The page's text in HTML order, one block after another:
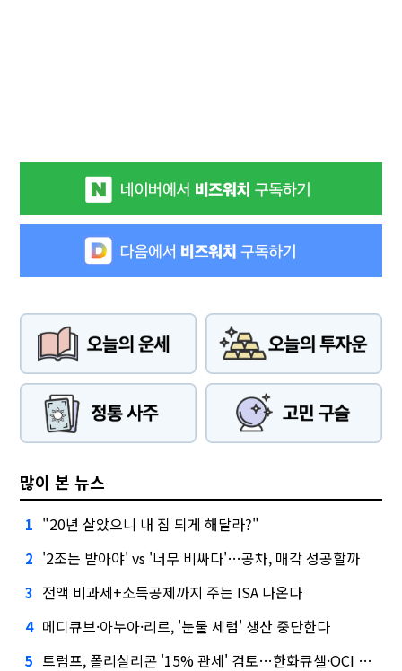
많이 본 뉴스
1 "20년 살았으니 내 집 되게 해달라?"
2 '2조는 받아야' vs '너무 비싸다'…공차, 매각 성공할까
3 전액 비과세+소득공제까지 주는 ISA 나온다
4 메디큐브·아누아·리르, '눈물 세럼' 생산 중단한다
5 트럼프, 폴리실리콘 '15% 관세' 검토…한화큐셀·OCI 영향은?